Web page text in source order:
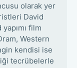
olarak yer
David
film
Western
kendisi ise
tecrübelerle